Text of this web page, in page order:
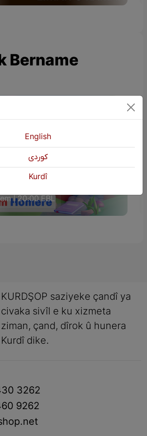
Bername
(Çîroka Mam
| 20:00 EBL
KURDŞOP saziyeke çandî ya
civaka sivîl e ku xizmeta
ziman, çand, dîrok û hunera
Kurdî dike.
3262
9262
English
كوردی
Kurdî